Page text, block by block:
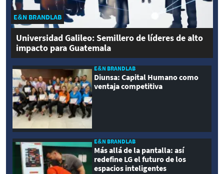
E&N BRANDLAB
Universidad Galileo: Semillero de líderes de alto
impacto para Guatemala
E&N BRANDLAB
Diunsa: Capital Humano como
ventaja competitiva
E&N BRANDLAB
Más allá de la pantalla: así
redefine LG el futuro de los
espacios inteligentes